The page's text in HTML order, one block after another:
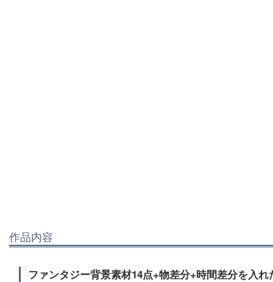
作品内容
ファンタジー背景素材14点+物差分+時間差分を入